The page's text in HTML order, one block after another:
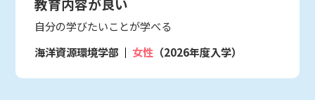
自分の学びたいことが学べる
海洋資源環境学部
女性 （2026年度入学）